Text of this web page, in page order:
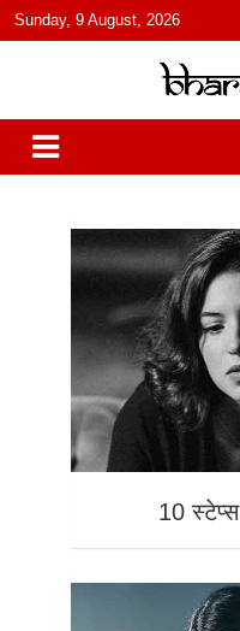
content
Sunday, 9 August, 2026
हिंदी में समाचार, विचार, ऑडियो,
India: News, Views, Info,
और पॉडकास्ट
10